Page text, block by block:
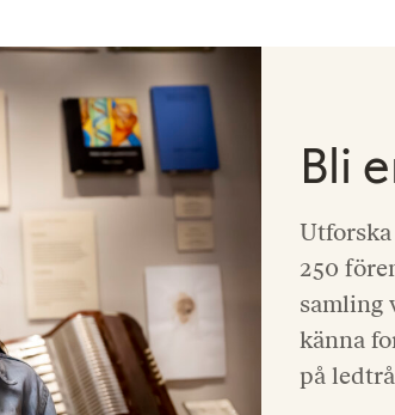
Bli
250
samling
känna
på